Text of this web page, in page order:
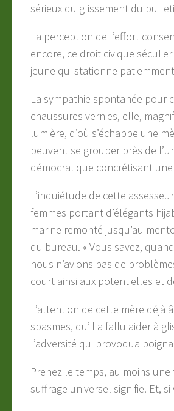
sérieux du glissement du
La perception de l’effort
encore, ce droit civique
jeune qui stationne
La sympathie spontanée pour
chaussures vernies, elle,
lumière, d’où s’échappe une
peuvent se grouper près de
démocratique concrétisant
L’inquiétude de cette
femmes portant d’élégants
marine remonté jusqu’au
du bureau. « Vous savez,
nous n’avions pas de
court ainsi aux potentielles et
L’attention de cette mère déjà
spasmes, qu’il a fallu aider à
l’adversité qui provoqua
Prenez le temps, au moins
suffrage universel signifie. Et,